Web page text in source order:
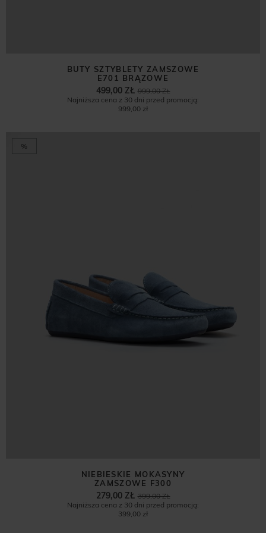
BUTY SZTYBLETY ZAMSZOWE
E701 BRĄZOWE
999,00 ZŁ
499,00 ZŁ
Najniższa cena z 30 dni przed promocją:
999,00 zł
%
NIEBIESKIE MOKASYNY
ZAMSZOWE F300
399,00 ZŁ
279,00 ZŁ
Najniższa cena z 30 dni przed promocją:
399,00 zł